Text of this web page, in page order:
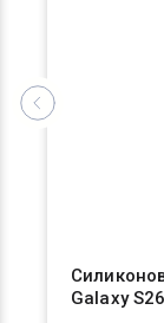
Galaxy